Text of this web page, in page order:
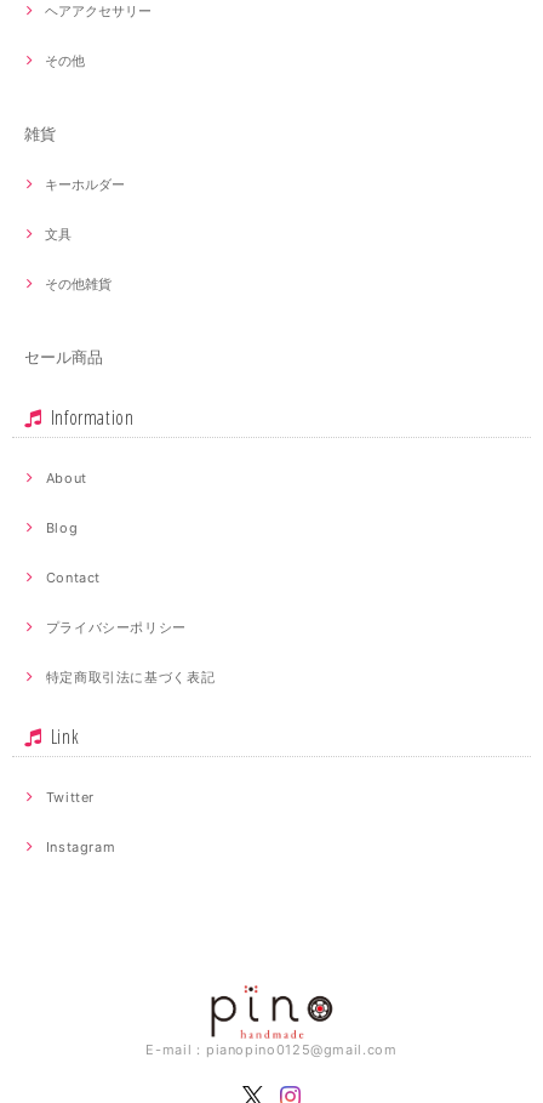
ヘアアクセサリー
その他
雑貨
キーホルダー
文具
その他雑貨
セール商品
Information
About
Blog
Contact
プライバシーポリシー
特定商取引法に基づく表記
Link
Twitter
Instagram
E-mail： pianopino0125@gmail.com